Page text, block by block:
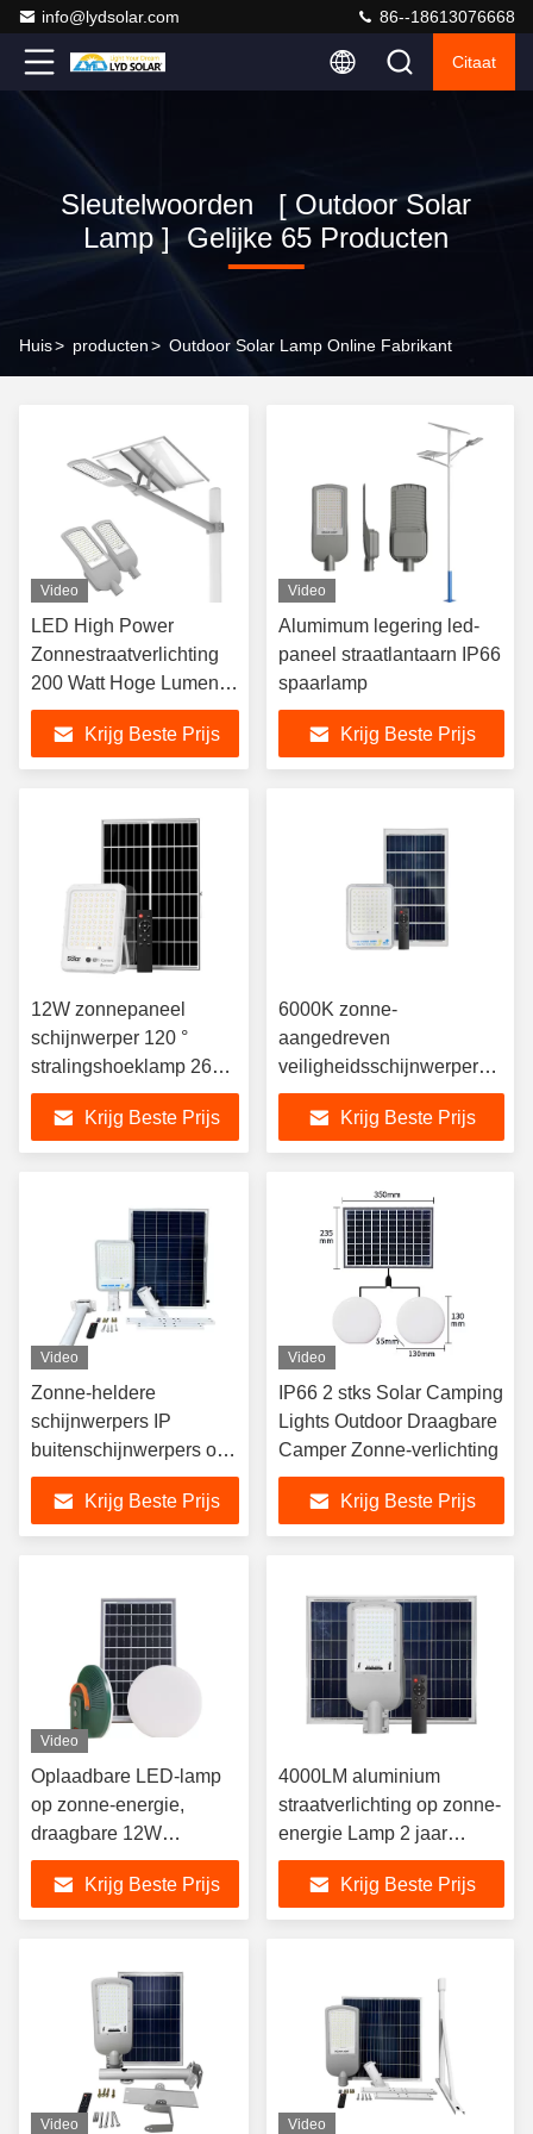
info@lydsolar.com 86--18613076668
Citaat
Sleutelwoorden [ Outdoor Solar
Lamp ] Gelijke 65 Producten
Huis> producten> Outdoor Solar Lamp Online Fabrikant
Video
LED High Power
Zonnestraatverlichting
200 Watt Hoge Lumen
Energie - besparing
LYD-S3530Krijg Beste Prijs
Video
Alumimum legering led-
paneel straatlantaarn IP66
spaarlamp
Krijg Beste Prijs
12W zonnepaneel
schijnwerper 120 °
stralingshoeklamp 260 *
190 * 55 mm zonne-
tuinverlichting
Krijg Beste Prijs
6000K zonne-
aangedreven
veiligheidsschijnwerpers
2500LM
aluminiumlegering
Krijg Beste Prijs
Video
Zonne-heldere
schijnwerpers IP
buitenschijnwerpers op
zonne-energie
Krijg Beste Prijs
Video
IP66 2 stks Solar Camping
Lights Outdoor Draagbare
Camper Zonne-verlichting
Krijg Beste Prijs
Video
Oplaadbare LED-lamp
op zonne-energie,
draagbare 12W
tentverlichting op zonne-
energieKrijg Beste Prijs
4000LM aluminium
straatverlichting op zonne-
energie Lamp 2 jaar
garantie
Krijg Beste Prijs
Video Video